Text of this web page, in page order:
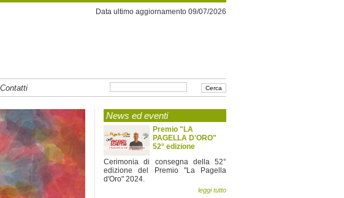
Data ultimo aggiornamento 09/07/2026
Contatti
News ed eventi
Premio "LA
PAGELLA D'ORO"
52° edizione
Cerimonia di consegna della 52°
edizione del Premio "La Pagella
d'Oro" 2024.
leggi tutto